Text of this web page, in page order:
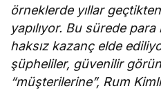
örneklerde yıllar
yapılıyor. Bu sürede
haksız kazanç elde
şüpheliler, güvenilir
“müşterilerine”, Rum